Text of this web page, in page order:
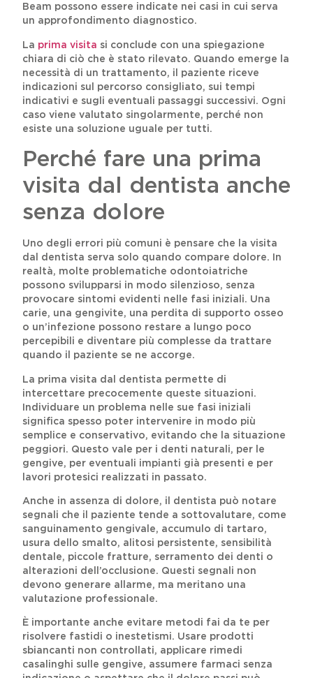
Beam possono essere indicate nei casi in cui serva
un approfondimento diagnostico.
La prima visita si conclude con una spiegazione
chiara di ciò che è stato rilevato. Quando emerge la
necessità di un trattamento, il paziente riceve
indicazioni sul percorso consigliato, sui tempi
indicativi e sugli eventuali passaggi successivi. Ogni
caso viene valutato singolarmente, perché non
esiste una soluzione uguale per tutti.
Perché fare una prima
visita dal dentista anche
senza dolore
Uno degli errori più comuni è pensare che la visita
dal dentista serva solo quando compare dolore. In
realtà, molte problematiche odontoiatriche
possono svilupparsi in modo silenzioso, senza
provocare sintomi evidenti nelle fasi iniziali. Una
carie, una gengivite, una perdita di supporto osseo
o un’infezione possono restare a lungo poco
percepibili e diventare più complesse da trattare
quando il paziente se ne accorge.
La prima visita dal dentista permette di
intercettare precocemente queste situazioni.
Individuare un problema nelle sue fasi iniziali
significa spesso poter intervenire in modo più
semplice e conservativo, evitando che la situazione
peggiori. Questo vale per i denti naturali, per le
gengive, per eventuali impianti già presenti e per
lavori protesici realizzati in passato.
Anche in assenza di dolore, il dentista può notare
segnali che il paziente tende a sottovalutare, come
sanguinamento gengivale, accumulo di tartaro,
usura dello smalto, alitosi persistente, sensibilità
dentale, piccole fratture, serramento dei denti o
alterazioni dell’occlusione. Questi segnali non
devono generare allarme, ma meritano una
valutazione professionale.
È importante anche evitare metodi fai da te per
risolvere fastidi o inestetismi. Usare prodotti
sbiancanti non controllati, applicare rimedi
casalinghi sulle gengive, assumere farmaci senza